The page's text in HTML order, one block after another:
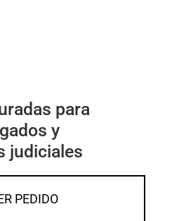
para
y
judiciales
PEDIDO